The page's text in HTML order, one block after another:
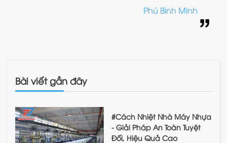
Phú Bình Minh
Bài viết gần đây
#Cách Nhiệt Nhà Máy Nhựa
- Giải Pháp An Toàn Tuyệt
Đối, Hiệu Quả Cao